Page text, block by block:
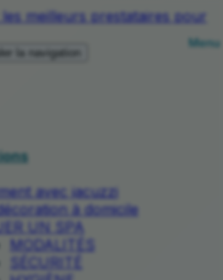
la navigation
avec jacuzzi
à domicile
UN SPA
MODALITÉS
SÉCURITÉ